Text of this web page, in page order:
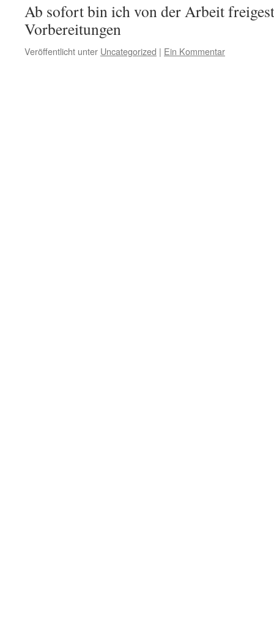
Ab sofort bin ich von der Arbeit
Vorbereitungen
Veröffentlicht unter Uncategorized | Ein Kommentar